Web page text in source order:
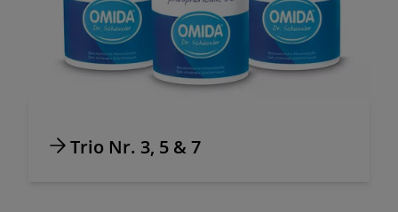
Trio Nr. 3, 5 & 7